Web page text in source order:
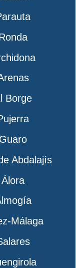
Borge
Guaro
Abdalajís
Álora
Málaga